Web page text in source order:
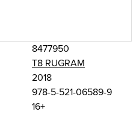
8477950
Т8 RUGRAM
2018
978-5-521-06589-9
16+